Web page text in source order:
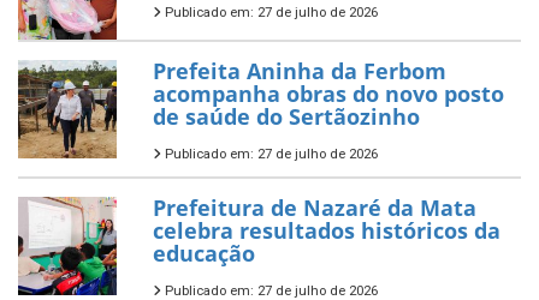
Publicado em: 27 de julho de 2026
Prefeita Aninha da Ferbom
acompanha obras do novo posto
de saúde do Sertãozinho
Publicado em: 27 de julho de 2026
Prefeitura de Nazaré da Mata
celebra resultados históricos da
educação
Publicado em: 27 de julho de 2026